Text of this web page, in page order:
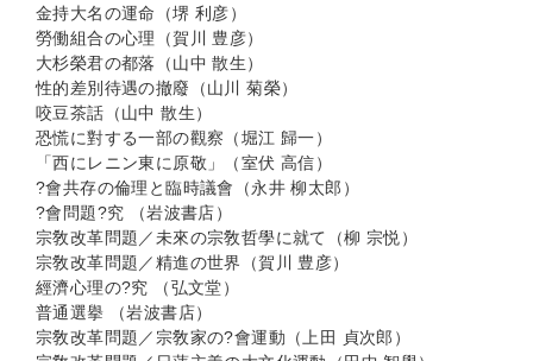
金持大名の運命（堺 利彦）
勞働組合の心理（賀川 豊彦）
大杉榮君の都落（山中 散生）
性的差別待遇の撤廢（山川 菊榮）
咬豆茶話（山中 散生）
恐慌に對する一部の觀察（堀江 歸一）
「西にレニン東に原敬」（室伏 高信）
?會共存の倫理と臨時議會（永井 柳太郎）
?會問題?究 （岩波書店）
宗敎改革問題／未來の宗敎哲學に就て（柳 宗悦）
宗敎改革問題／精進の世界（賀川 豊彦）
經濟心理の?究 （弘文堂）
普通選擧 （岩波書店）
宗敎改革問題／宗敎家の?會運動（上田 貞次郎）